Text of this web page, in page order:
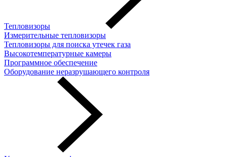
Тепловизоры
Измерительные тепловизоры
Тепловизоры для поиска утечек газа
Высокотемпературные камеры
Программное обеспечение
Оборудование неразрушающего контроля